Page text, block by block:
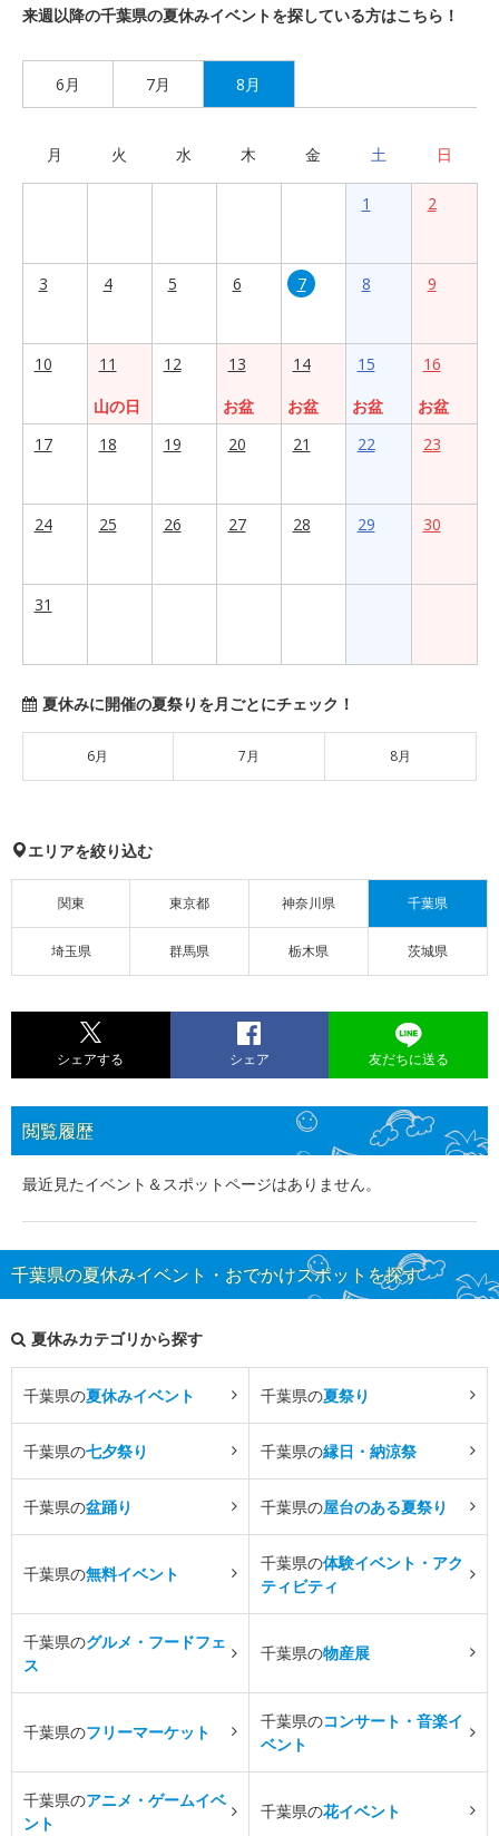
来週以降の千葉県の夏休みイベントを探している方はこちら！
6月 7月 8月
月 火 水 木 金 土 日
1 2
3 4 5 6 7 8 9
10
11
山の日
12
13
お盆
14
お盆
15
お盆
16
お盆
17
18 19 20 21 22 23
24 25 26 27 28 29 30
31
夏休みに開催の夏祭りを月ごとにチェック！
6月 7月 8月
エリアを絞り込む
関東 東京都 神奈川県 千葉県
埼玉県 群馬県 栃木県 茨城県
シェアする シェア 友だちに送る
閲覧履歴
最近見たイベント＆スポットページはありません。
千葉県の夏休みイベント・おでかけスポットを探す
夏休みカテゴリから探す
千葉県の夏休みイベント 千葉県の夏祭り
千葉県の七夕祭り 千葉県の縁日・納涼祭
千葉県の盆踊り 千葉県の屋台のある夏祭り
千葉県の無料イベント
千葉県の体験イベント・アク
ティビティ
千葉県のグルメ・フードフェ
ス
千葉県の物産展
千葉県のフリーマーケット
千葉県のコンサート・音楽イ
ベント
千葉県のアニメ・ゲームイベ
ント
千葉県の花イベント